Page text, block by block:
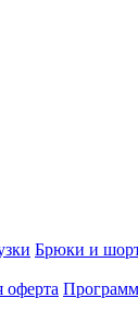
Брюки и
оферта